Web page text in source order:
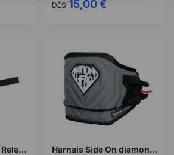
DÈS 15,00 €
Neilpryde NP S1 EZ Release Buckle Strap Harnais Side On diamond head noir